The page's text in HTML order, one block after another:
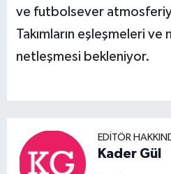
ve futbolsever
Takımların eşleşmeleri
netleşmesi bekleniyor.
EDITÖR
Kader Gül